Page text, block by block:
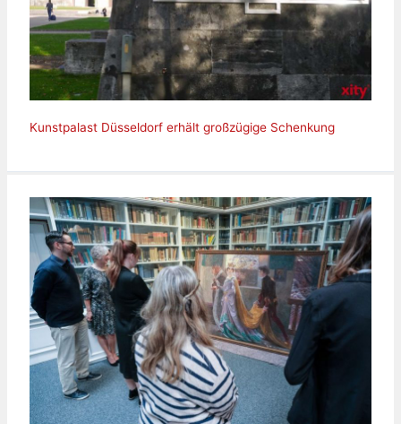
Kunstpalast Düsseldorf erhält großzügige Schenkung